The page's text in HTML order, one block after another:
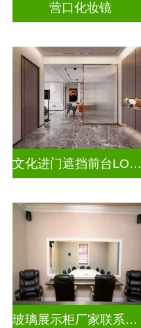
营口化妆镜
文化进门遮挡前台LOGO山水画背景墙玻璃
玻璃展示柜厂家联系方式